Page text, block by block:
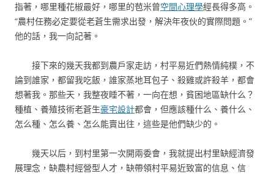
指著，哪里種花椒最好，哪里的苞米曾空間心理學經長得多高。
“農村任務必定要從老蒼生需求出發，解決年夜伙的實際問題。”
他的話，我一向記著。
接下來的幾天我都到農戶家走訪，村平易近們熱情純樸，不
論到誰家，都留我吃飯，誰家蒸地耳包子、殺雞或許殺羊，都會
想著我。那些天，我整夜睡不著，一向在想，貧困地區缺什么？
種植、養殖技術老蒼生豪宅設計都會，但應該種什么、養什么、
怎么種、怎么養、怎么能賣出往，這些是他們缺少的。
幾天以后，到村里第一次開兩委會，我就提出村里缺經濟發
展理念，缺農村經營型人才，缺帶領村平易近致富的信息、信